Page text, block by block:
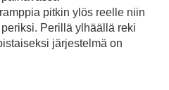
pitkin ylös reelle niin
Perillä ylhäällä reki
järjestelmä on